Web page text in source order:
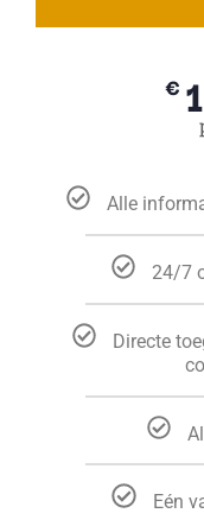
€
Alle
24/7
Directe
Eén